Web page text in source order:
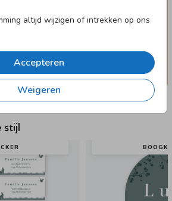
altijd wijzigen of intrekken op ons
Accepteren
Weigeren
stijl